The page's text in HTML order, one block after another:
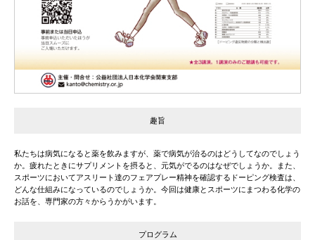
趣旨
私たちは病気になると薬を飲みますが、薬で病気が治るのはどうしてなのでしょう
か。疲れたときにサプリメントを摂ると、元気がでるのはなぜでしょうか。また、
スポーツにおいてアスリート達のフェアプレー精神を確認するドーピング検査は、
どんな仕組みになっているのでしょうか。今回は健康とスポーツにまつわる化学の
お話を、専門家の方々からうかがいます。
プログラム